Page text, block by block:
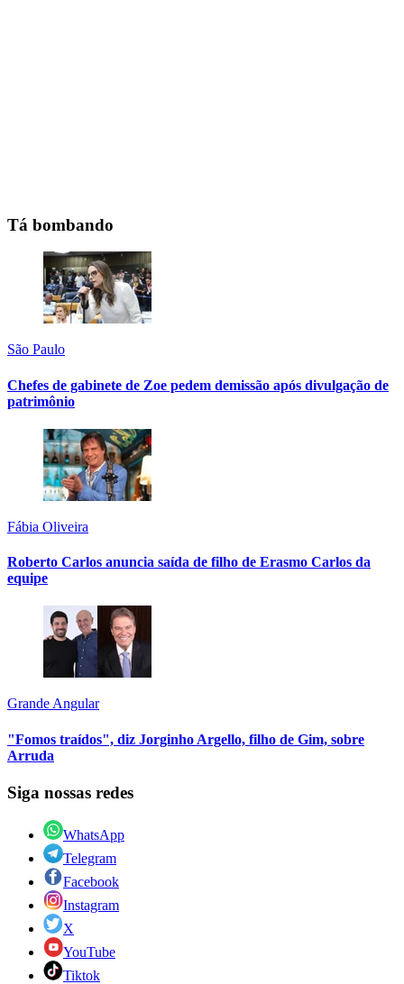
Tá bombando
São Paulo
Chefes de gabinete de Zoe pedem demissão após divulgação de
patrimônio
Fábia Oliveira
Roberto Carlos anuncia saída de filho de Erasmo Carlos da
equipe
Grande Angular
"Fomos traídos", diz Jorginho Argello, filho de Gim, sobre
Arruda
Siga nossas redes
WhatsApp
Telegram
Facebook
Instagram
X
YouTube
Tiktok